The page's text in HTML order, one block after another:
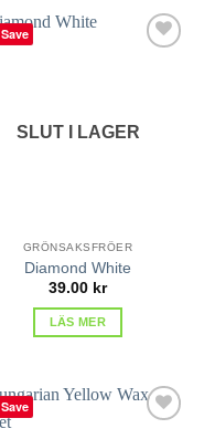
Save
SLUT I LAGER
GRÖNSAKSFRÖER
Diamond White
39.00 kr
LÄS MER
Save